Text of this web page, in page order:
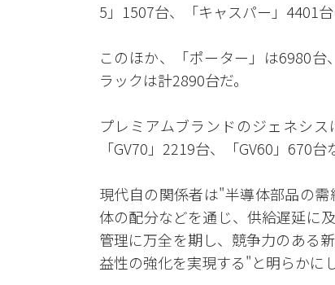
5」1507台、「キャスパー」4401台
このほか、「ポーター」は6980
ラックは計2890台だ。
プレミアムブランドのジェネシス
「GV70」2219台、「GV60」670
現代自の関係者は"半導体部品の
体の配分などを通じ、供給遅延に
管理に万全を期し、競争力のある
益性の強化を実現する"と明らかにし